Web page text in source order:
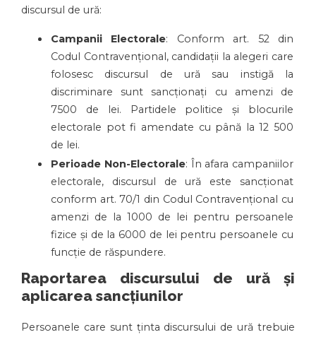
discursul de ură:
Campanii Electorale: Conform art. 52 din
Codul Contravențional, candidații la alegeri care
folosesc discursul de ură sau instigă la
discriminare sunt sancționați cu amenzi de
7500 de lei. Partidele politice și blocurile
electorale pot fi amendate cu până la 12 500
de lei.
Perioade Non-Electorale: În afara campaniilor
electorale, discursul de ură este sancționat
conform art. 70/1 din Codul Contravențional cu
amenzi de la 1000 de lei pentru persoanele
fizice și de la 6000 de lei pentru persoanele cu
funcție de răspundere.
Raportarea discursului de ură și
aplicarea sancțiunilor
Persoanele care sunt ținta discursului de ură trebuie